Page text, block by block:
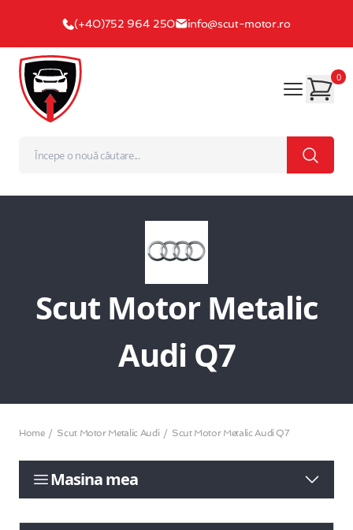
(+40)752 964 250 info@scut-motor.ro
0
Scut Motor Metalic
Audi Q7
Home Scut Motor Metalic Audi Scut Motor Metalic Audi Q7
Masina mea